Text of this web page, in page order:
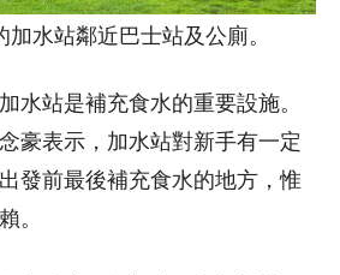
水站鄰近巴士站及公廁。
水站是補充食水的重要設施。
豪表示，加水站對新手有一定
發前最後補充食水的地方，惟
。